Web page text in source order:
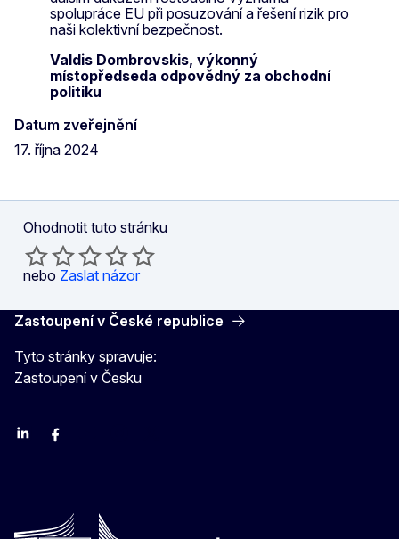
spolupráce EU při posuzování a řešení rizik pro
naši kolektivní bezpečnost.
Valdis Dombrovskis, výkonný
místopředseda odpovědný za obchodní
politiku
Datum zveřejnění
17. října 2024
Ohodnotit tuto stránku
nebo Zaslat názor
Zastoupení v České republice
Tyto stránky spravuje:
Zastoupení v Česku
LinkedinFacebook